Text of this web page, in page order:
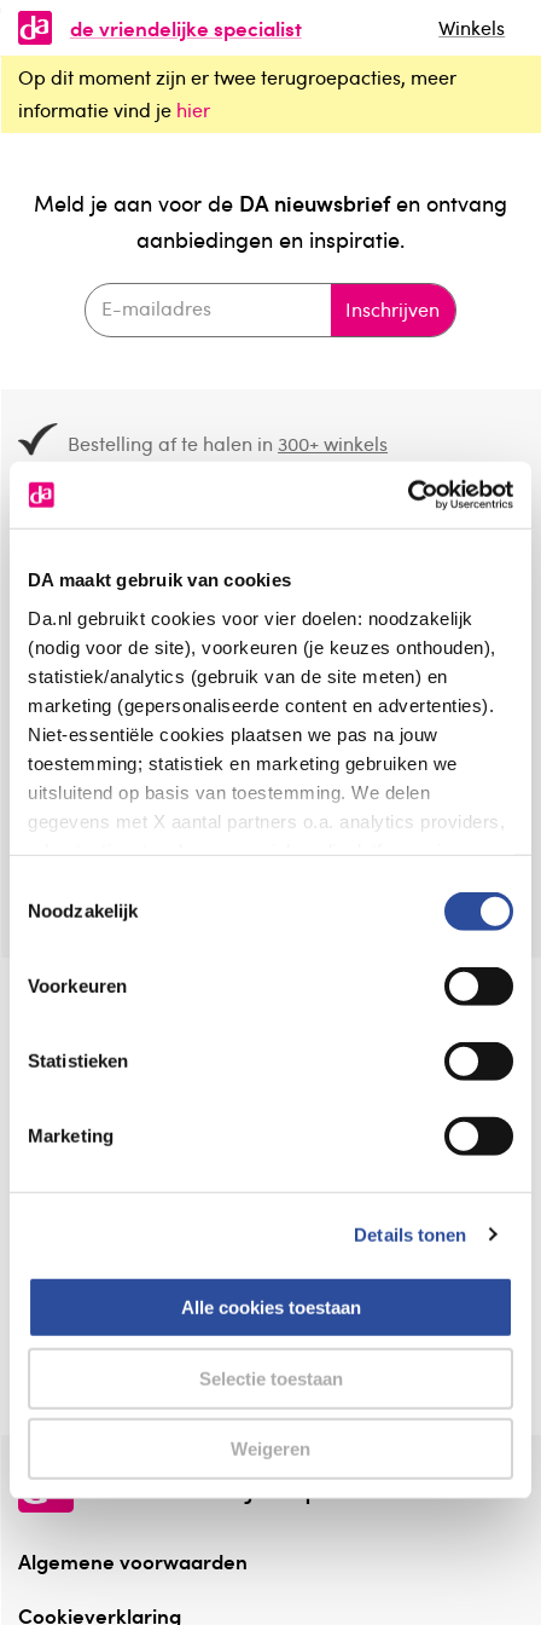
DA maakt gebruik van cookies
Da.nl gebruikt cookies voor vier doelen: noodzakelijk
(nodig voor de site), voorkeuren (je keuzes onthouden),
statistiek/analytics (gebruik van de site meten) en
marketing (gepersonaliseerde content en advertenties).
Niet-essentiële cookies plaatsen we pas na jouw
toestemming; statistiek en marketing gebruiken we
uitsluitend op basis van toestemming. We delen
gegevens met X aantal partners o.a. analytics providers,
en de bewaartermijnen per categorie. Je kunt je keuze op
gegevensverwerking staat in de
Privacyverklaring
Noodzakelijk
Voorkeuren
Statistieken
Marketing
Details tonen
Alle cookies toestaan
Selectie toestaan
Weigeren
de vriendelijke specialist
Winkels
Op dit moment zijn er twee terugroepacties, meer
informatie vind je hier
Meld je aan voor de DA nieuwsbriefen ontvang
aanbiedingen en inspiratie.
Inschrijven
Bestelling af te halen in300+ winkels
8.6 uit4.106 reviews
Over DA
Klantenservice
Assortiment
VolgDAop:
Online aanbieder medicijnen
webshop mag verkopen.
⁠Verantwoorde zorg, ⁠ook online.
Altijd onze folder bij de hand
Check onze folders ⁠bij AlleFolders.
de vriendelijke specialist
Algemene voorwaarden
Cookieverklaring